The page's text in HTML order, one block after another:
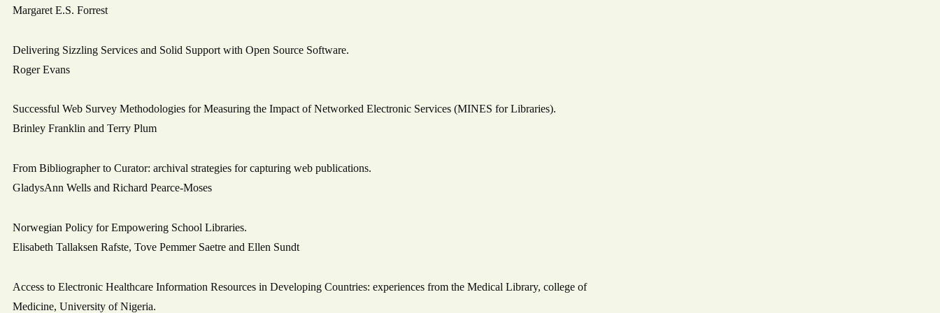
Margaret E.S. Forrest
Delivering Sizzling Services and Solid Support with Open Source Software.
Roger Evans
Successful Web Survey Methodologies for Measuring the Impact of Networked Electronic Services (MINES for Libraries).
Brinley Franklin and Terry Plum
From Bibliographer to Curator: archival strategies for capturing web publications.
GladysAnn Wells and Richard Pearce-Moses
Norwegian Policy for Empowering School Libraries.
Elisabeth Tallaksen Rafste, Tove Pemmer Saetre and Ellen Sundt
Access to Electronic Healthcare Information Resources in Developing Countries: experiences from the Medical Library, college of
Medicine, University of Nigeria.